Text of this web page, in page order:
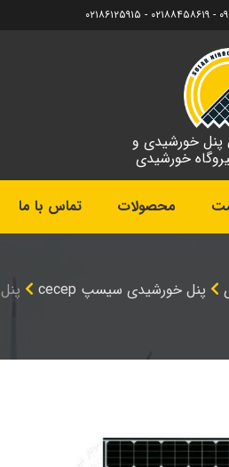
پنل خورشیدی و
خورشیدی
محصولات تماس با ما
پنل خورشیدی سیسپ cecep پنل 295 وات پلی کریستال سیسپ Cecep